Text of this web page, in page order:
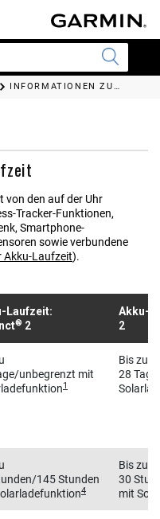
INFORMATIONEN ZUR AKKULAUFZEIT
von den auf der Uhr
Tracker-Funktionen,
Smartphone-
sowie verbundene
Akku-Laufzeit).
Laufzeit:
® 2
Akku-
2
unbegrenzt mit
1
Bis zu
28
145 Stunden
4
Bis zu
30
mit